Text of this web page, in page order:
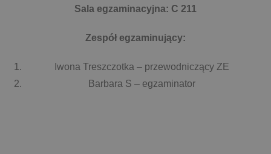
Sala egzaminacyjna: C 211
Zespół egzaminujący:
Iwona Treszczotka – przewodniczący ZE
Barbara S – egzaminator